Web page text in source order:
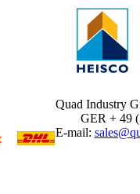
Quad Industry
GER + 49
E-mail: